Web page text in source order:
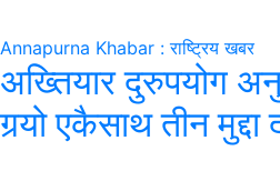
Annapurna Khabar : राष्ट्रिय खबर
अख्तियार दुरुपयोग
गर्‍यो एकैसाथ तीन मुद्दा